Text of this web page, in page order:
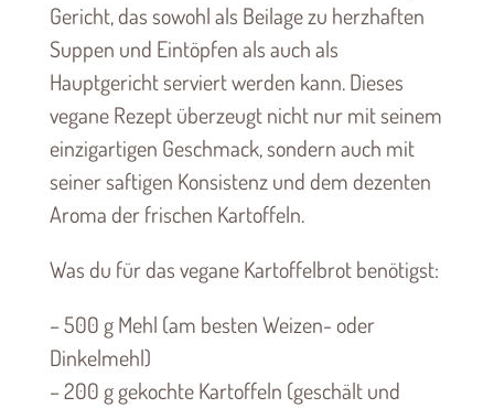
Gericht, das sowohl als Beilage zu herzhaften
Suppen und Eintöpfen als auch als
Hauptgericht serviert werden kann. Dieses
vegane Rezept überzeugt nicht nur mit seinem
einzigartigen Geschmack, sondern auch mit
seiner saftigen Konsistenz und dem dezenten
Aroma der frischen Kartoffeln.
Was du für das vegane Kartoffelbrot benötigst:
– 500 g Mehl (am besten Weizen- oder
Dinkelmehl)
– 200 g gekochte Kartoffeln (geschält und